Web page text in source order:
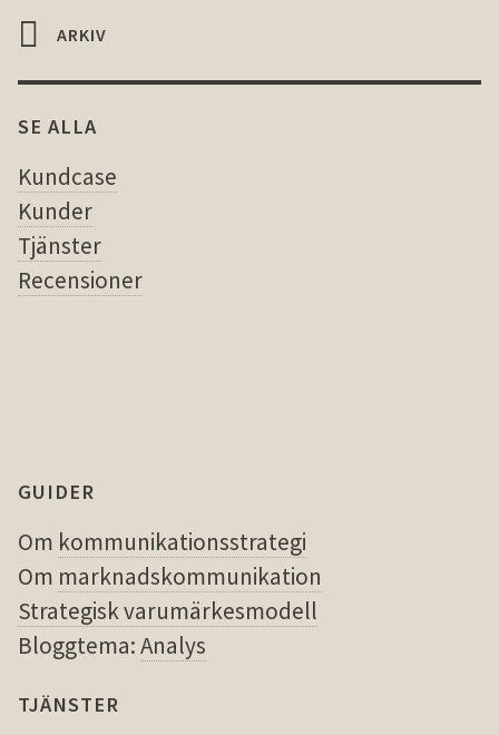
ARKIV
SE ALLA
Kundcase
Kunder
Tjänster
Recensioner
GUIDER
Om kommunikationsstrategi
Om marknadskommunikation
Strategisk varumärkesmodell
Bloggtema:Analys
TJÄNSTER